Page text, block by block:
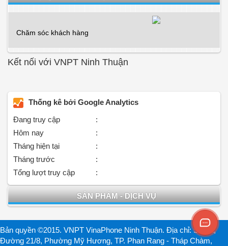
Chăm sóc khách hàng
Kết nối với VNPT Ninh Thuận
Thống kê bởi Google Analytics
Đang truy cập
:
Hôm nay
:
Tháng hiện tại
:
Tháng trước
:
Tổng lượt truy cập
:
SẢN PHẨM - DỊCH VỤ
Bản quyền ©2015. VNPT VinaPhone Ninh Thuận. Địa chỉ: Số 2A,
Đường 21/8, Phường Mỹ Hương, TP. Phan Rang - Tháp Chàm,